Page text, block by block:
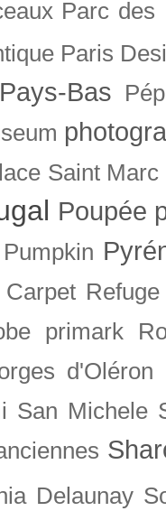
Parc des
Paris
Pays-Bas
Saint Marc
Poupée
Pumpkin
Refuge
primark
d'Oléron
San Michele
Delaunay